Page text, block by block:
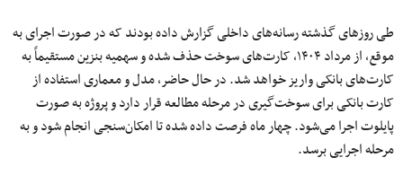
طی روزهای گذشته رسانه‌های داخلی گزارش داده بودند که در صورت اجرای به‌
موقع، از مرداد ۱۴۰۴، کارت‌های سوخت حذف شده و سهمیه بنزین مستقیماً به
کارت‌های بانکی واریز خواهد شد. در حال حاضر، مدل و معماری استفاده از
کارت بانکی برای سوخت‌گیری در مرحله مطالعه قرار دارد و پروژه به‌ صورت
پایلوت اجرا می‌شود. چهار ماه فرصت داده شده تا امکان‌سنجی انجام شود و به
مرحله اجرایی برسد.